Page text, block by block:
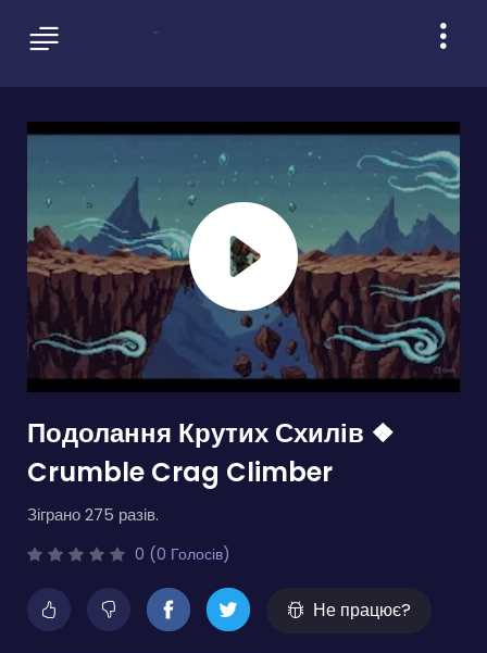
Подолання Крутих Схилів ❖
Crumble Crag Climber
Зіграно 275 разів.
0 (0 Голосів)
Не працює?